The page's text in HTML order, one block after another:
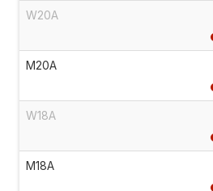
W20A
M20A
W18A
M18A